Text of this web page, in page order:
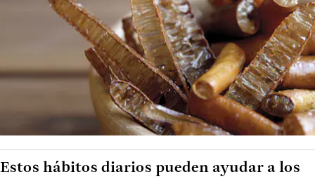
Estos hábitos diarios pueden ayudar a los